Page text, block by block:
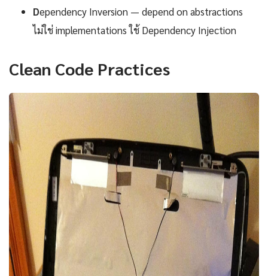
Dependency Inversion — depend on abstractions
ไม่ใช่ implementations ใช้ Dependency Injection
Clean Code Practices